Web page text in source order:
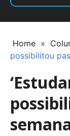
Home »
possibilitou